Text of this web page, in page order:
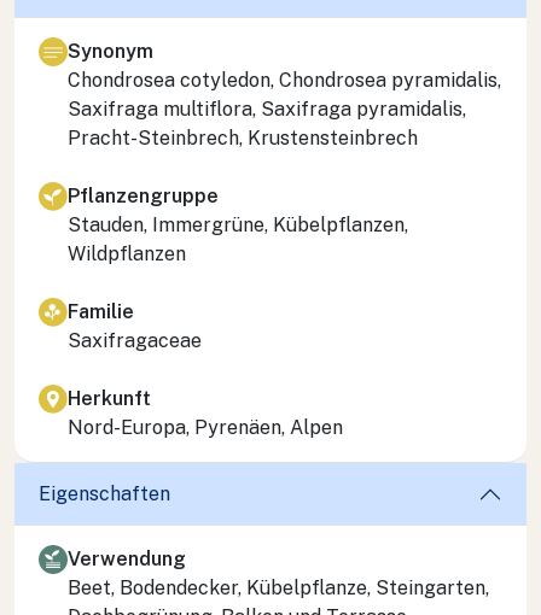
Synonym
Chondrosea cotyledon, Chondrosea pyramidalis,
Saxifraga multiflora, Saxifraga pyramidalis,
Pracht-Steinbrech, Krustensteinbrech
Pflanzengruppe
Stauden, Immergrüne, Kübelpflanzen,
Wildpflanzen
Familie
Saxifragaceae
Herkunft
Nord-Europa, Pyrenäen, Alpen
Eigenschaften
Verwendung
Beet, Bodendecker, Kübelpflanze, Steingarten,